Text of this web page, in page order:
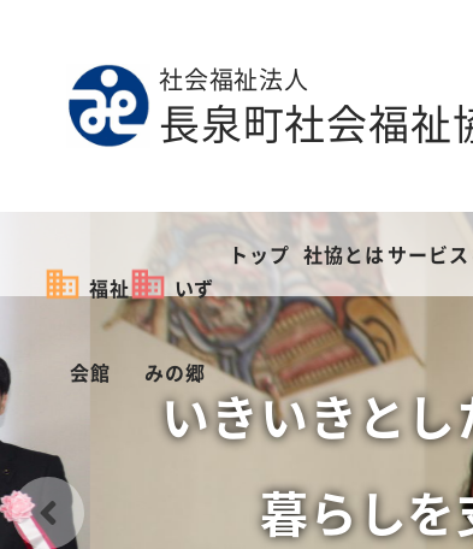
社会福祉法人
長泉町社会福祉
福祉
会館
いず
みの郷
トップ 社協とはサービス
いきい
暮らし